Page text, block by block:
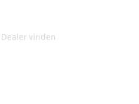
Dealer vinden